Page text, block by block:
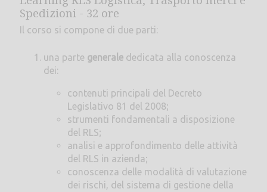
Spedizioni - 32 ore
Il corso si compone di due parti:
una parte generalededicata alla conoscenza
dei:
contenuti principali del Decreto
Legislativo 81 del 2008;
strumenti fondamentali a disposizione
del RLS;
analisi e approfondimento delle attività
del RLS in azienda;
conoscenza delle modalità di valutazione
dei rischi, del sistema di gestione della